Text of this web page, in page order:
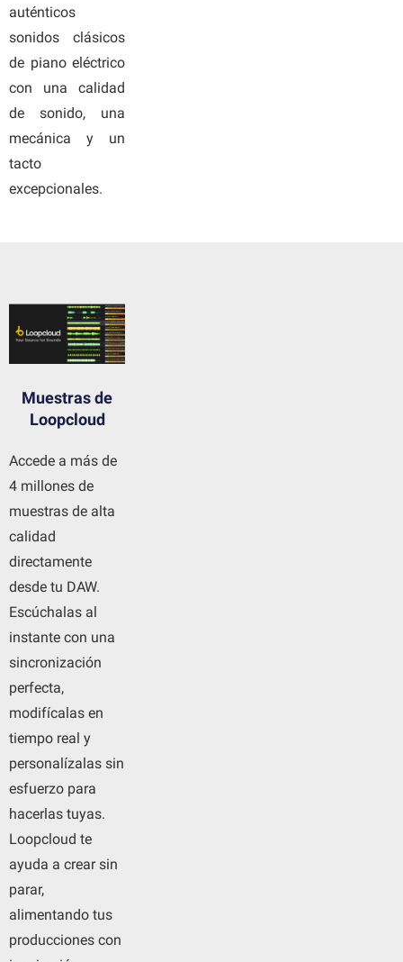
auténticos
sonidos clásicos
de piano eléctrico
con una calidad
de sonido, una
mecánica y un
tacto
excepcionales.
Muestras de
Loopcloud
Accede a más de
4 millones de
muestras de alta
calidad
directamente
desde tu DAW.
Escúchalas al
instante con una
sincronización
perfecta,
modifícalas en
tiempo real y
personalízalas sin
esfuerzo para
hacerlas tuyas.
Loopcloud te
ayuda a crear sin
parar,
alimentando tus
producciones con